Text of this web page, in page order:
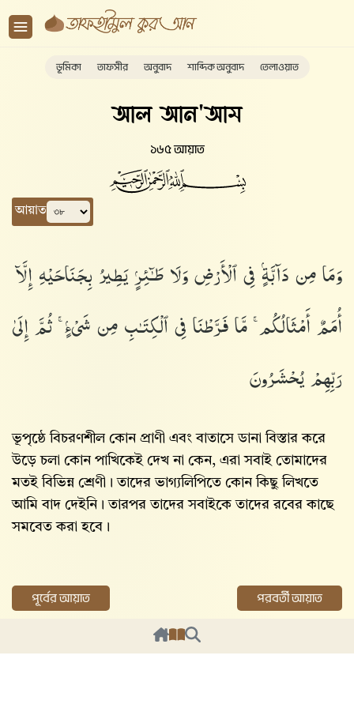
ভূমিকা তাফসীর অনুবাদ শাব্দিক অনুবাদ তেলাওয়াত
আল আন'আম
১৬৫ আয়াত
আয়াত
وَمَا مِن دَآبَّةٍۢ فِى ٱلْأَرْضِ وَلَا طَـٰٓئِرٍۢ يَطِيرُ بِجَنَاحَيْهِ إِلَّآ
أُمَمٌ أَمْثَالُكُم ۚ مَّا فَرَّطْنَا فِى ٱلْكِتَـٰبِ مِن شَىْءٍۢ ۚ ثُمَّ إِلَىٰ
رَبِّهِمْ يُحْشَرُونَ
ভূপৃষ্ঠে বিচরণশীল কোন প্রাণী এবং বাতাসে ডানা বিস্তার করে
উড়ে চলা কোন পাখিকেই দেখ না কেন, এরা সবাই তোমাদের
মতই বিভিন্ন শ্রেণী। তাদের ভাগ্যলিপিতে কোন কিছু লিখতে
আমি বাদ দেইনি। তারপর তাদের সবাইকে তাদের রবের কাছে
সমবেত করা হবে।
পূর্বের আয়াত পরবর্তী আয়াত